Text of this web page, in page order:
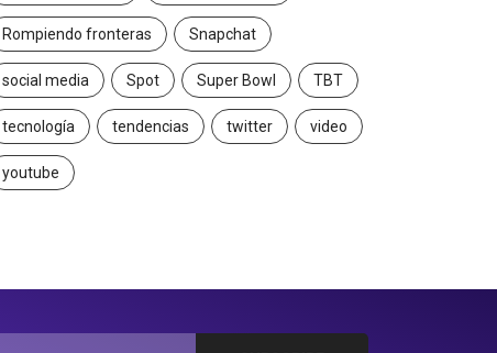
Rompiendo fronteras Snapchat
social media Spot Super Bowl TBT
tecnología tendencias twitter video
youtube